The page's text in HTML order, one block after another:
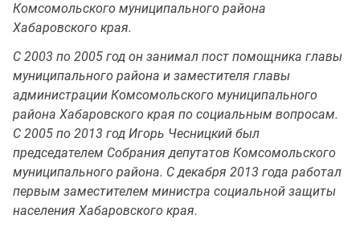
Комсомольского муниципального района
Хабаровского края.
С 2003 по 2005 год он занимал пост помощника главы
муниципального района и заместителя главы
администрации Комсомольского муниципального
района Хабаровского края по социальным вопросам.
С 2005 по 2013 год Игорь Чесницкий был
председателем Собрания депутатов Комсомольского
муниципального района. С декабря 2013 года работал
первым заместителем министра социальной защиты
населения Хабаровского края.